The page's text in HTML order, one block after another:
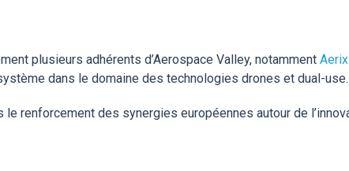
plusieurs adhérents d’Aerospace Valley, notamment
dans le domaine des technologies drones et dual-use.
renforcement des synergies européennes autour de